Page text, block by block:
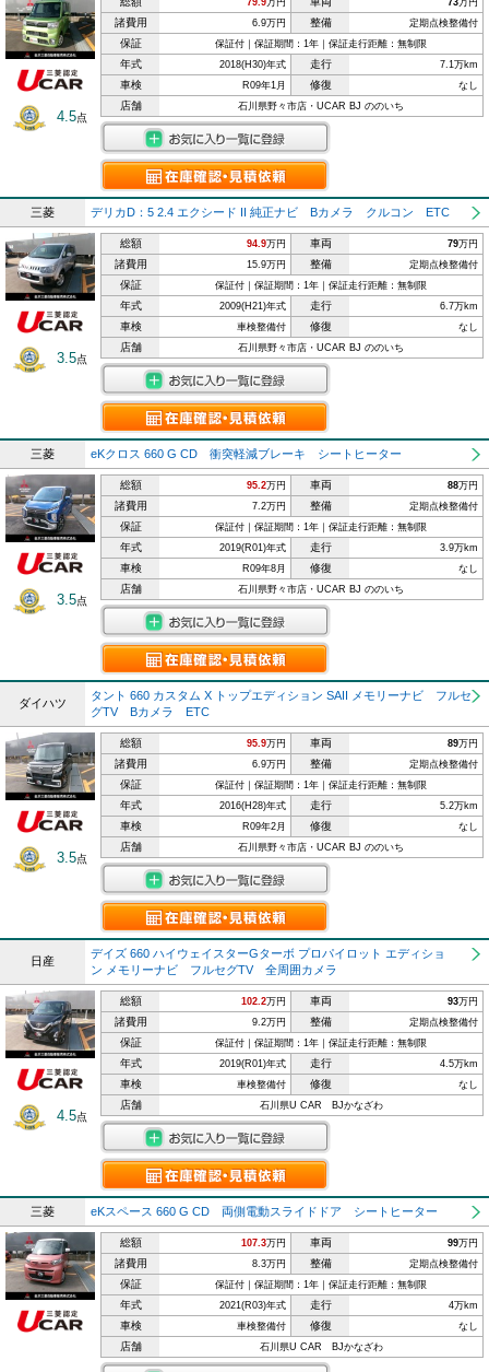
4.5点
79.9万円 73万円
諸費用 6.9万円 整備 定期点検整備付
保証 保証付｜保証期間：1年｜保証走行距離：無制限
年式 2018(H30)年式 走行 7.1万km
車検 R09年1月 修復 なし
店舗 石川県野々市店・UCAR BJ ののいち
三菱 デリカD：5 2.4 エクシード II 純正ナビ Bカメラ クルコン ETC
3.5点
総額 94.9万円 車両 79万円
諸費用 15.9万円 整備 定期点検整備付
保証 保証付｜保証期間：1年｜保証走行距離：無制限
年式 2009(H21)年式 走行 6.7万km
車検 車検整備付 修復 なし
店舗 石川県野々市店・UCAR BJ ののいち
三菱 eKクロス 660 G CD 衝突軽減ブレーキ シートヒーター
3.5点
総額 95.2万円 車両 88万円
諸費用 7.2万円 整備 定期点検整備付
保証 保証付｜保証期間：1年｜保証走行距離：無制限
年式 2019(R01)年式 走行 3.9万km
車検 R09年8月 修復 なし
店舗 石川県野々市店・UCAR BJ ののいち
ダイハツ
タント 660 カスタム X トップエディション SAII メモリーナビ フルセ
グTV Bカメラ ETC
3.5点
総額 95.9万円 車両 89万円
諸費用 6.9万円 整備 定期点検整備付
保証 保証付｜保証期間：1年｜保証走行距離：無制限
年式 2016(H28)年式 走行 5.2万km
車検 R09年2月 修復 なし
店舗 石川県野々市店・UCAR BJ ののいち
日産
デイズ 660 ハイウェイスターGターボ プロパイロット エディショ
ン メモリーナビ フルセグTV 全周囲カメラ
4.5点
総額 102.2万円 車両 93万円
諸費用 9.2万円 整備 定期点検整備付
保証 保証付｜保証期間：1年｜保証走行距離：無制限
年式 2019(R01)年式 走行 4.5万km
車検 車検整備付 修復 なし
店舗 石川県U CAR BJかなざわ
三菱 eKスペース 660 G CD 両側電動スライドドア シートヒーター
総額 107.3万円 車両 99万円
諸費用 8.3万円 整備 定期点検整備付
保証 保証付｜保証期間：1年｜保証走行距離：無制限
年式 2021(R03)年式 走行 4万km
車検 車検整備付 修復 なし
店舗 石川県U CAR BJかなざわ